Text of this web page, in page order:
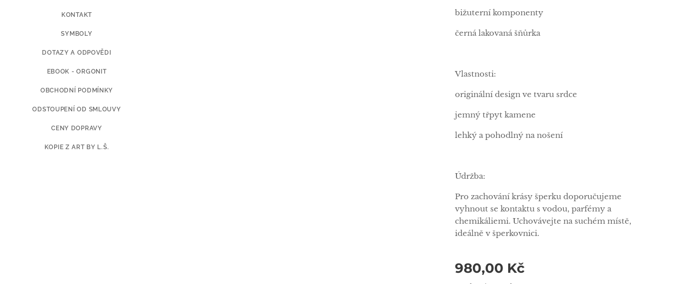
KONTAKT
SYMBOLY
DOTAZY A ODPOVĚDI
EBOOK - ORGONIT
OBCHODNÍ PODMÍNKY
ODSTOUPENÍ OD SMLOUVY
CENY DOPRAVY
KOPIE Z ART BY L.Š.
bižuterní komponenty
černá lakovaná šňůrka
Vlastnosti:
originální design ve tvaru srdce
jemný třpyt kamene
lehký a pohodlný na nošení
Údržba:
Pro zachování krásy šperku doporučujeme
vyhnout se kontaktu s vodou, parfémy a
chemikáliemi. Uchovávejte na suchém místě,
ideálně v šperkovnici.
980,00 Kč